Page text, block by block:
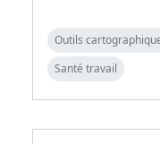
Outils
Santé travail